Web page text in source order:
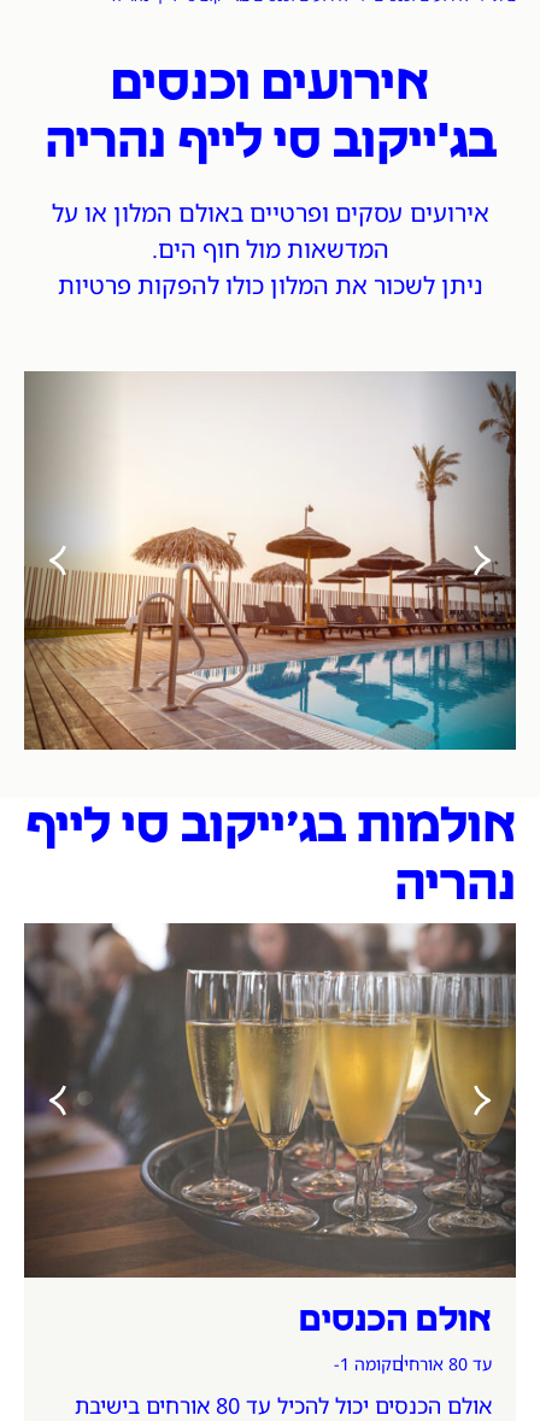
אירועים וכנסים
בג'ייקוב סי לייף נהריה
אירועים עסקים ופרטיים באולם המלון או על
המדשאות מול חוף הים.
ניתן לשכור את המלון כולו להפקות פרטיות
אולמות בג׳ייקוב סי לייף
נהריה
אולם הכנסים
עד 80 אורחים קומה 1-
אולם הכנסים יכול להכיל עד 80 אורחים בישיבת